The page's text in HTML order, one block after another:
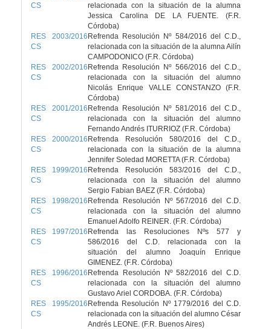
CS
relacionada con la situación de la alumna
Jessica Carolina DE LA FUENTE. (F.R.
Córdoba)
RES 2003/2016
CS
Refrenda Resolución Nº 584/2016 del C.D.,
relacionada con la situación de la alumna Ailín
CAMPODONICO (F.R. Córdoba)
RES 2002/2016
CS
Refrenda Resolución Nº 566/2016 del C.D.,
relacionada con la situación del alumno
Nicolás Enrique VALLE CONSTANZO (F.R.
Córdoba)
RES 2001/2016
CS
Refrenda Resolución Nº 581/2016 del C.D.,
relacionada con la situación del alumno
Fernando Andrés ITURRIOZ (F.R. Córdoba)
RES 2000/2016
CS
Refrenda Resolución 580/2016 del C.D.,
relacionada con la situación de la alumna
Jennifer Soledad MORETTA (F.R. Córdoba)
RES 1999/2016
CS
Refrenda Resolución 583/2016 del C.D.,
relacionada con la situación del alumno
Sergio Fabian BAEZ (F.R. Córdoba)
RES 1998/2016
CS
Refrenda Resolución Nº 567/2016 del C.D.
relacionada con la situación del alumno
Emanuel Adolfo REINER. (F.R. Córdoba)
RES 1997/2016
CS
Refrenda las Resoluciones Nºs 577 y
586/2016 del C.D. relacionada con la
situación del alumno Joaquín Enrique
GIMENEZ. (F.R. Córdoba)
RES 1996/2016
CS
Refrenda Resolución Nº 582/2016 del C.D.
relacionada con la situación del alumno
Gustavo Ariel CORDOBA. (F.R. Córdoba)
RES 1995/2016
CS
Refrenda Resolución Nº 1779/2016 del C.D.
relacionada con la situación del alumno César
Andrés LEONE. (F.R. Buenos Aires)